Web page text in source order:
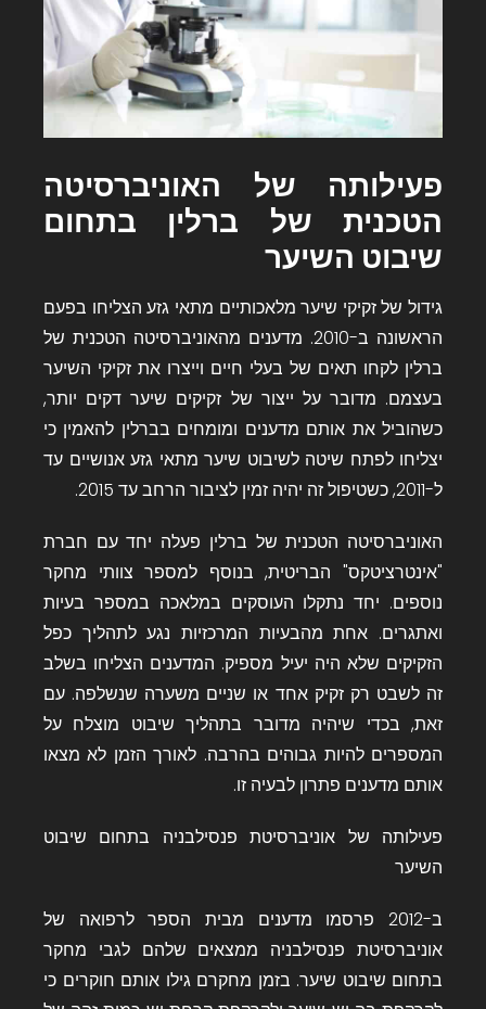
פעילותה של האוניברסיטה
הטכנית של ברלין בתחום
שיבוט השיער
גידול של זקיקי שיער מלאכותיים מתאי גזע הצליחו בפעם
הראשונה ב-2010. מדענים מ
האוניברסיטה הטכנית של
ברלין לקחו תאים של בעלי חיים וייצרו את זקיקי השיער
בעצמם. מדובר על ייצור של זקיקים שיער דקים יותר,
כשהוביל את אותם מדענים ומומחים בברלין להאמין כי
יצליחו לפתח שיטה לשיבוט שיער מתאי גזע אנושיים עד
ל-2011, כשטיפול זה יהיה זמין לציבור הרחב עד 2015.
האוניברסיטה הטכנית של ברלין פעלה יחד עם חברת
"אינטרציטקס" הבריטית, בנוסף למספר צוותי מחקר
נוספים. יחד נתקלו העוסקים במלאכה במספר בעיות
ואתגרים. אחת מהבעיות המרכזיות נגע לתהליך כפל
הזקיקים שלא היה יעיל מספיק. המדענים הצליחו בשלב
זה לשבט רק זקיק אחד או שניים משערה שנשלפה. עם
זאת, בכדי שיהיה מדובר בתהליך שיבוט מוצלח על
המספרים להיות גבוהים בהרבה. לאורך הזמן לא מצאו
אותם מדענים פתרון לבעיה זו.
פעילותה של אוניברסיטת פנסילבניה בתחום שיבוט
השיער
ב-2012 פרסמו מדענים מ
בית הספר לרפואה של
אוניברסיטת פנסילבניה ממצאים שלהם לגבי מחקר
בתחום שיבוט שיער. בזמן מחקרם גילו אותם חוקרים כי